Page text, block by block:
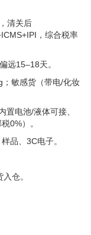
清关后
，综合税率
远15–18天。
敏感货（带电/化妆
电池/液体可接、
0%）。
品、3C电子。
仓。